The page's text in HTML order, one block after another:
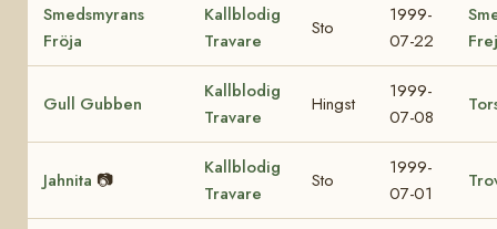
Smedsmyrans
Fröja
Kallblodig
Travare
Sto
1999-
07-22
Gull Gubben
Kallblodig
Travare
Hingst
1999-
07-08
Jahnita 📷
Kallblodig
Travare
Sto
1999-
07-01